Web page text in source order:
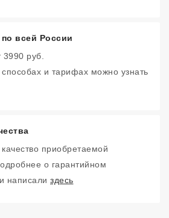
всей России
3990 руб.
и тарифах можно узнать
приобретаемой
о гарантийном
написали здесь